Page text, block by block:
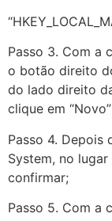
Passo 3. Com a
o botão direito
do lado direito
clique em
Passo 4. Depois
System, no
confirmar;
Passo 5. Com a